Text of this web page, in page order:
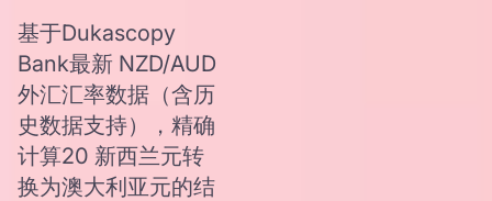
基于Dukascopy
Bank最新 NZD/AUD
外汇汇率数据（含历
史数据支持），精确
计算20 新西兰元转
换为澳大利亚元的结